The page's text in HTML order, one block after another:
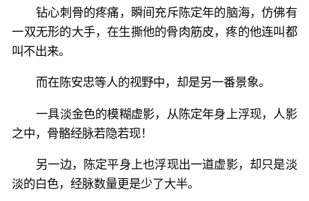
钻心刺骨的疼痛，瞬间充斥陈定年的脑海，仿佛有
一双无形的大手，在生撕他的骨肉筋皮，疼的他连叫都
叫不出来。
而在陈安忠等人的视野中，却是另一番景象。
一具淡金色的模糊虚影，从陈定年身上浮现，人影
之中，骨骼经脉若隐若现！
另一边，陈定平身上也浮现出一道虚影，却只是淡
淡的白色，经脉数量更是少了大半。